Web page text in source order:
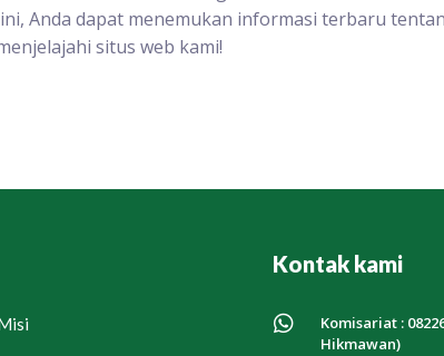
Anda dapat menemukan informasi terbaru
situs web kami!
Kontak kami
Komisariat :
Hikmawan)